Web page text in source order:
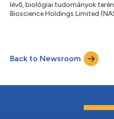
lévő, biológiai tudományok terén
Bioscience Holdings Limited
neurodegeneratív betegségek
hiperaktivitás zavar [Attention
továbbiakban „ADHD”}] és
Back to Newsroom